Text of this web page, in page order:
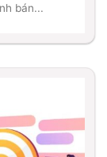
bán...